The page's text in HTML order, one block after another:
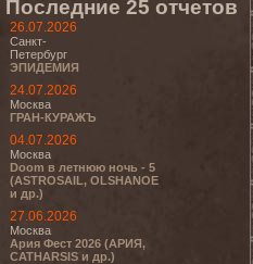
Последние 25 отчетов
26.07.2026
Санкт-
Петербург
ЭПИДЕМИЯ
24.07.2026
Москва
ГРАН-КУРАЖЪ
04.07.2026
Москва
Doom в летнюю ночь - 5
(ASTROSAIL, OLSHANOE
и др.)
27.06.2026
Москва
Ария Фест 2026 (АРИЯ,
CATHARSIS и др.)